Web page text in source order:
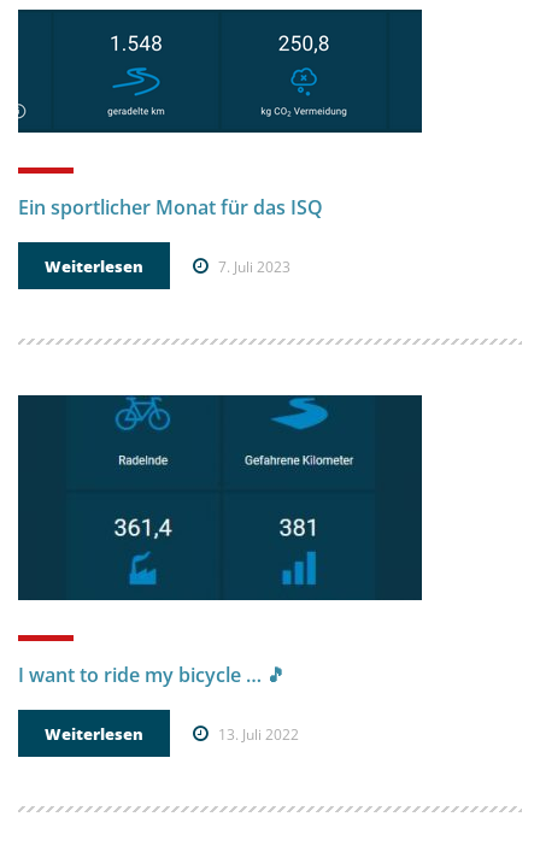
Ein sportlicher Monat für das ISQ
Weiterlesen 7. Juli 2023
I want to ride my bicycle … 🎵
Weiterlesen 13. Juli 2022